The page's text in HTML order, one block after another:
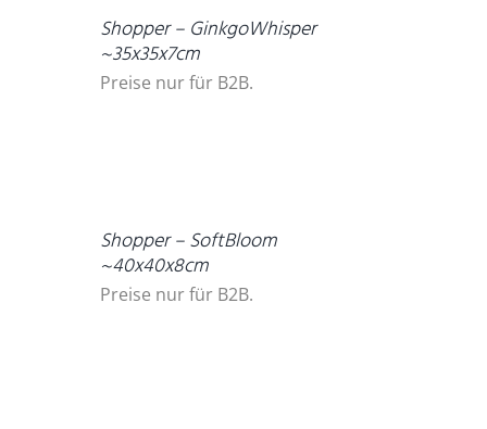
Shopper – GinkgoWhisper
~35x35x7cm
Preise nur für B2B.
Shopper – SoftBloom
~40x40x8cm
Preise nur für B2B.